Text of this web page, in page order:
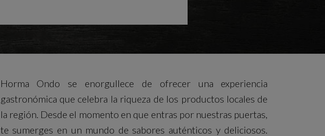
Horma Ondo se enorgullece de ofrecer una experiencia
gastronómica que celebra la riqueza de los productos locales de
la región. Desde el momento en que entras por nuestras puertas,
te sumerges en un mundo de sabores auténticos y deliciosos.